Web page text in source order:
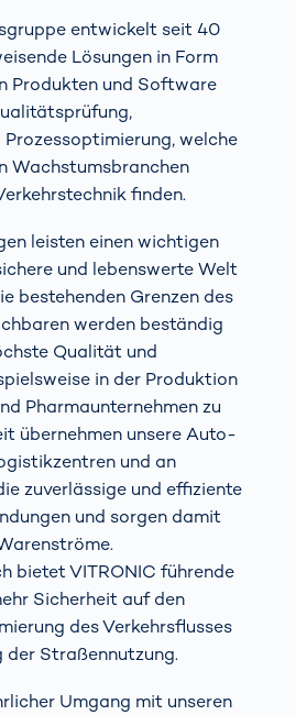
entwickelt seit 40
Lösungen in Form
Produkten und Software
welche
Wachstumsbranchen
finden.
leisten einen wichtigen
und lebenswerte Welt
bestehenden Grenzen des
werden beständig
Qualität und
in der Produktion
Pharmaunternehmen zu
übernehmen unsere Auto-
und an
zuverlässige und effiziente
und sorgen damit
bietet VITRONIC führende
Sicherheit auf den
des Verkehrsflusses
der Straßennutzung.
Umgang mit unseren